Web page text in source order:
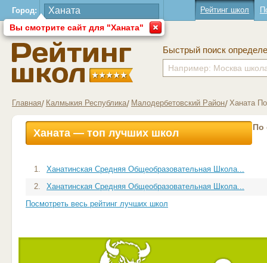
Город:
Вы смотрите сайт для "Ханата"
Рейтинг школ
Быстрый поиск
Главная Калмыкия Республика Малодербетовский Район Ханата
Ханата — топ лучших школ По
1.
Ханатинская Средняя Общеобразовательная Школа...
2.
Ханатинская Средняя Общеобразовательная Школа...
Посмотреть весь рейтинг лучших школ